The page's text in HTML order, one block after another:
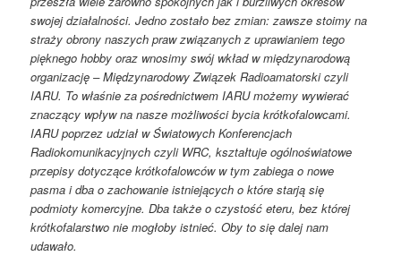
swojej działalności. Jedno zostało bez zmian: zawsze stoimy na
straży obrony naszych praw związanych z uprawianiem tego
pięknego hobby oraz wnosimy swój wkład w międzynarodową
organizację – Międzynarodowy Związek Radioamatorski czyli
IARU. To właśnie za pośrednictwem IARU możemy wywierać
znaczący wpływ na nasze możliwości bycia krótkofalowcami.
IARU poprzez udział w Światowych Konferencjach
Radiokomunikacyjnych czyli WRC, kształtuje ogólnoświatowe
przepisy dotyczące krótkofalowców w tym zabiega o nowe
pasma i dba o zachowanie istniejących o które starją się
podmioty komercyjne. Dba także o czystość eteru, bez której
krótkofalarstwo nie mogłoby istnieć. Oby to się dalej nam
udawało.